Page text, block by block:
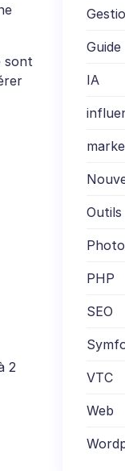
sont
2
Guide
IA
Outils
PHP
SEO
VTC
Web